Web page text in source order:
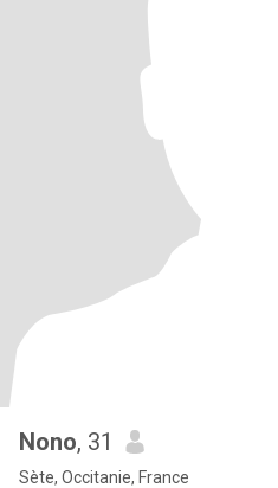
Nono, 31
Sète, Occitanie, France